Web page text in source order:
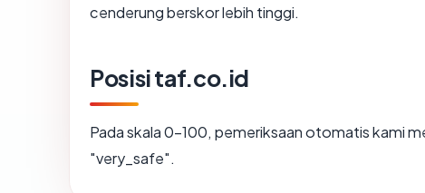
cenderung berskor lebih tinggi.
Posisi taf.co.id
Pada skala 0-100, pemeriksaan otomatis kami
"very_safe".